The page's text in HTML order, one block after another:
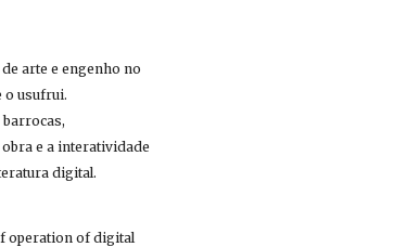
arte e engenho no
o usufrui.
e a interatividade
operation of digital